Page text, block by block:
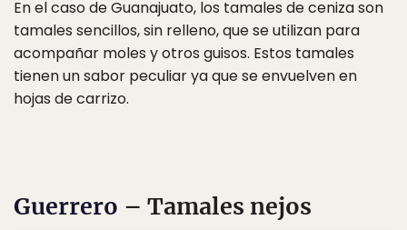
En el caso de Guanajuato, los tamales de ceniza son
tamales sencillos, sin relleno, que se utilizan para
acompañar moles y otros guisos. Estos tamales
tienen un sabor peculiar ya que se envuelven en
hojas de carrizo.
Guerrero – Tamales nejos